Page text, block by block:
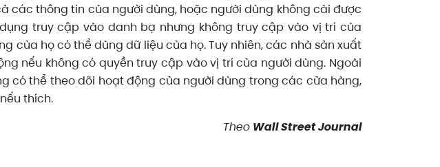
các thông tin của người dùng, hoặc người dùng không cài được
truy cập vào danh bạ nhưng không truy cập vào vị trí của
của họ có thể dùng dữ liệu của họ. Tuy nhiên, các nhà sản xuất
nếu không có quyền truy cập vào vị trí của người dùng. Ngoài
có thể theo dõi hoạt động của người dùng trong các cửa hàng,
thích.
Theo Wall Street Journal